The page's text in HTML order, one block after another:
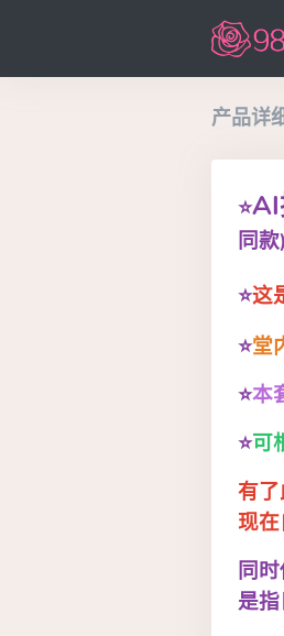
产品详
⭐
同款)
⭐这
⭐堂
⭐本
⭐可
有
现
同
是